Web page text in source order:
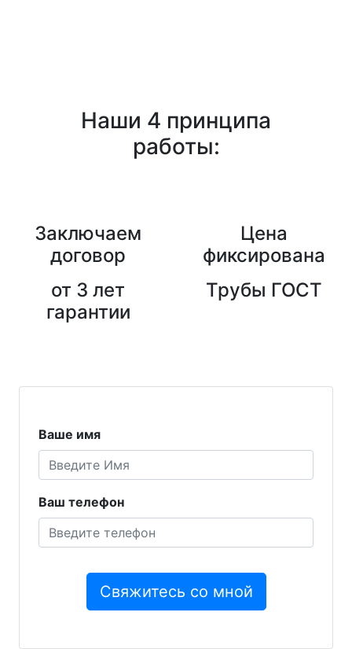
Наши 4 принципа
работы:
Заключаем
договор
Цена
фиксирована
от 3 лет
гарантии
Трубы ГОСТ
Ваше имя
Ваш телефон